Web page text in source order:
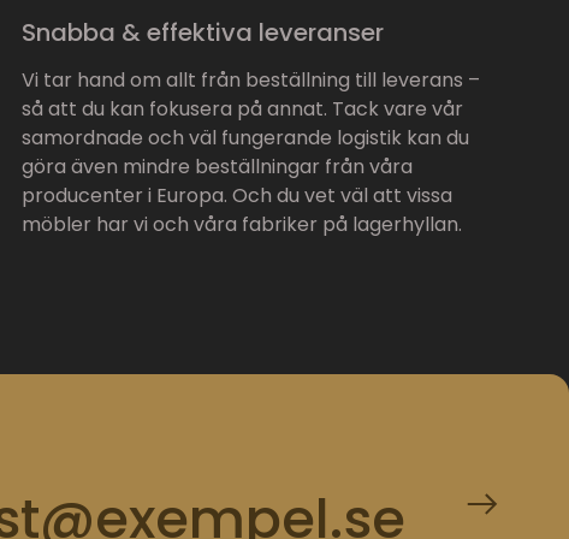
Snabba & effektiva leveranser
Vi tar hand om allt från beställning till leverans –
så att du kan fokusera på annat. Tack vare vår
samordnade och väl fungerande logistik kan du
göra även mindre beställningar från våra
producenter i Europa. Och du vet väl att vissa
möbler har vi och våra fabriker på lagerhyllan.